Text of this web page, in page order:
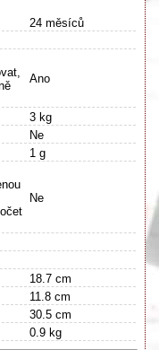
24 měsíců
Ano
3 kg
Ne
1 g
Ne
18.7 cm
11.8 cm
30.5 cm
0.9 kg